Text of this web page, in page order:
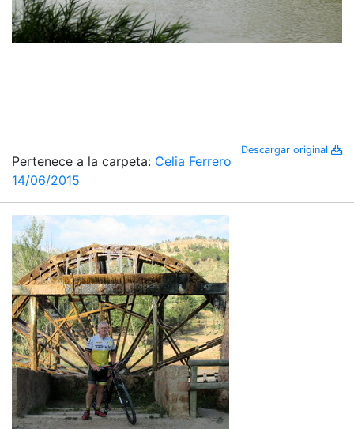
Descargar original
Pertenece a la carpeta: Celia Ferrero
14/06/2015